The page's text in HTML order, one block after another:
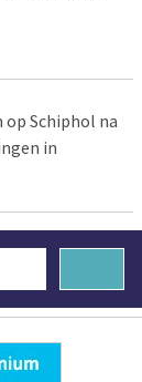
Schiphol na
in